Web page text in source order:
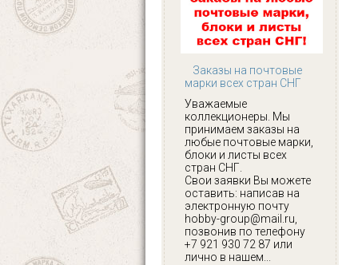
Заказы на почтовые
марки всех стран СНГ
Уважаемые
коллекционеры. Мы
принимаем заказы на
любые почтовые марки,
блоки и листы всех
стран СНГ.
Свои заявки Вы можете
оставить: написав на
электронную почту
hobby-group@mail.ru,
позвонив по телефону
+7 921 930 72 87 или
лично в нашем...